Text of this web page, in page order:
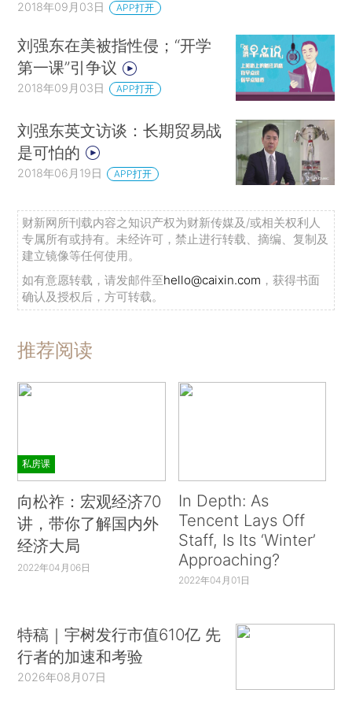
2018年09月03日 APP打开
刘强东在美被指性侵；“开学
第一课”引争议
2018年09月03日 APP打开
刘强东英文访谈：长期贸易战
是可怕的
2018年06月19日 APP打开
财新网所刊载内容之知识产权为财新传媒及/或相关权利人
专属所有或持有。未经许可，禁止进行转载、摘编、复制及
建立镜像等任何使用。
如有意愿转载，请发邮件至hello@caixin.com ，获得书面
确认及授权后，方可转载。
推荐阅读
私房课
向松祚：宏观经济70
讲，带你了解国内外
经济大局
2022年04月06日
In Depth: As
Tencent Lays Off
Staff, Is Its ‘Winter’
Approaching?
2022年04月01日
特稿｜宇树发行市值610亿 先
行者的加速和考验
2026年08月07日